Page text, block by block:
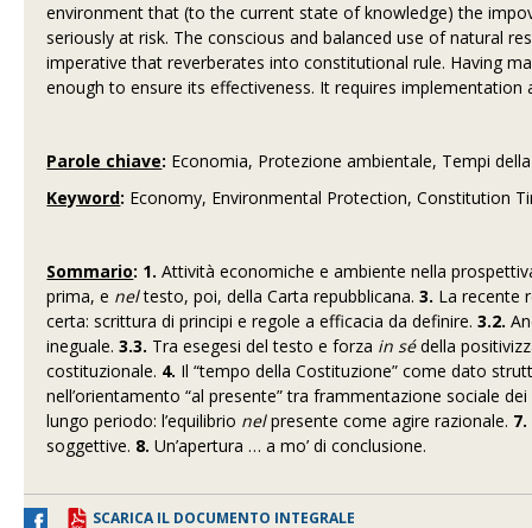
environment that (to the current state of knowledge) the
seriously at risk. The conscious and balanced use of natural
imperative that reverberates into constitutional rule. Having
enough to ensure its effectiveness. It requires
Parole chiave: Economia, Protezione ambientale, Tempi
Keyword: Economy, Environmental Protection, Constitution
Sommario: 1. Attività economiche e ambiente nella
prima, e neltesto, poi, della Carta repubblicana.3. La recente
certa: scrittura di principi e regole a efficacia da definire.3.2.
ineguale.3.3. Tra esegesi del testo e forza in sédella
costituzionale. 4. Il “tempo della Costituzione” come dato
nell’orientamento “al presente” tra frammentazione sociale
lungo periodo: l’equilibrio nelpresente come agire razionale. 7.
soggettive. 8. Un’apertura … a mo’ di conclusione.
SCARICA IL DOCUMENTO INTEGRALE